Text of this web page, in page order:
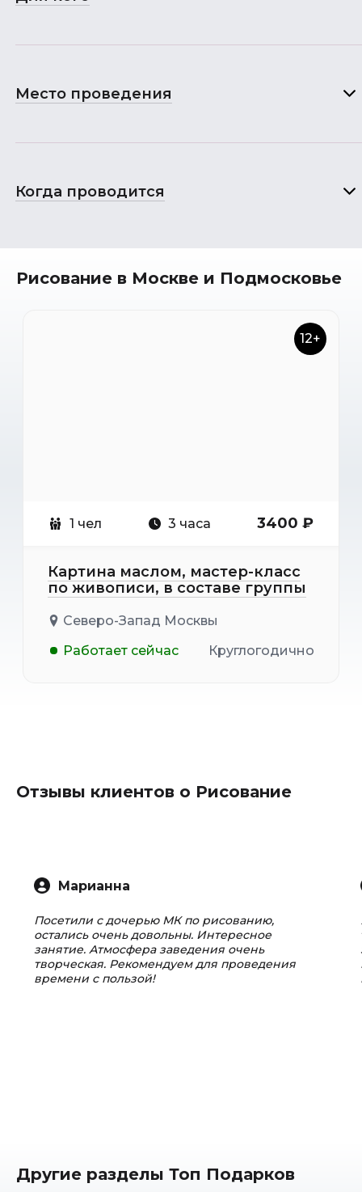
Место проведения
Когда проводится
Рисование в Москве и Подмосковье
12+
1 чел 3 часа 3400 ₽
Картина маслом, мастер-класс
по живописи, в составе группы
Северо-Запад Москвы
Работает сейчас
Круглогодично
Отзывы клиентов о Рисование
Марианна
Посетили с дочерью МК по рисованию,
остались очень довольны. Интересное
занятие. Атмосфера заведения очень
творческая. Рекомендуем для проведения
времени с пользой!
Другие разделы Топ Подарков